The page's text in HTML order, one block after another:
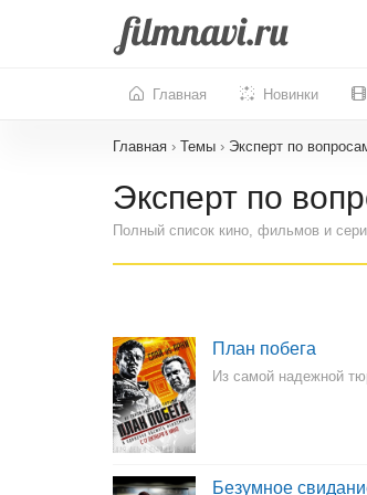
Главная Новинки
Главная › Темы › Эксперт по
Эксперт по
Полный список кино, фильмов и
План побега
Из самой надежной
Безумное